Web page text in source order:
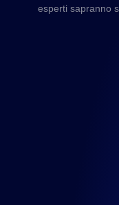
esperti sapranno